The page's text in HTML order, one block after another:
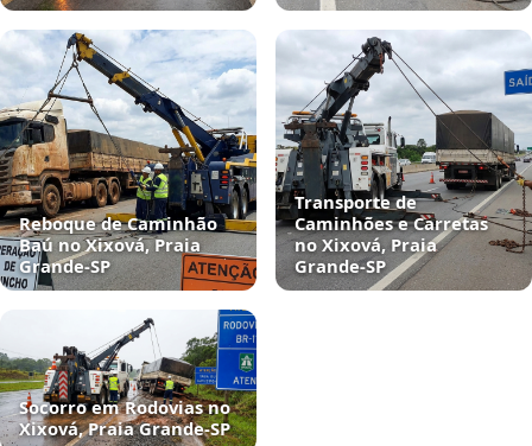
Reboque de Caminhão
Baú no Xixová, Praia
Grande‑SP
Transporte de
Caminhões e Carretas
no Xixová, Praia
Grande‑SP
Socorro em Rodovias no
Xixová, Praia Grande‑SP